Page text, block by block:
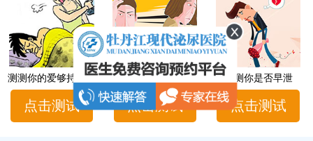
测测你的爱够持久吗
点击测试
男性性功能障碍自测
点击测试
测测你是否早泄
点击测试